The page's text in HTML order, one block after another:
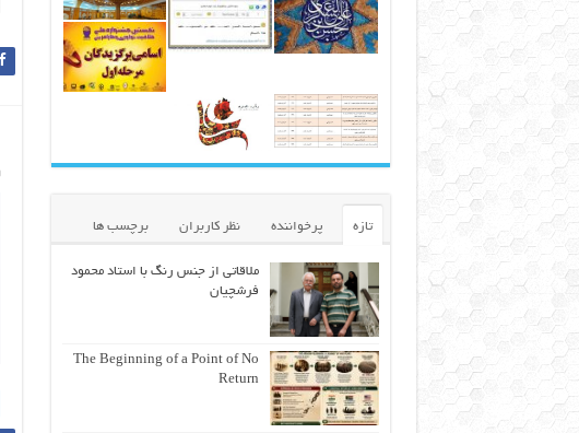
تازه پرخواننده نظر کاربران برچسب ها
ملاقاتی از جنس رنگ با استاد محمود
فرشچیان
The Beginning of a Point of No
Return